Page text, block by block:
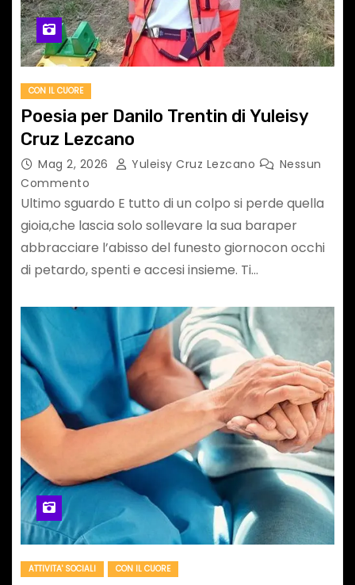
CON IL CUORE
Poesia per Danilo Trentin di Yuleisy
Cruz Lezcano
Mag 2, 2026 Yuleisy Cruz Lezcano
Nessun
Commento
Ultimo sguardo E tutto di un colpo si perde quella
gioia,che lascia solo sollevare la sua baraper
abbracciare l’abisso del funesto giornocon occhi
di petardo, spenti e accesi insieme. Ti…
ATTIVITA' SOCIALI CON IL CUORE